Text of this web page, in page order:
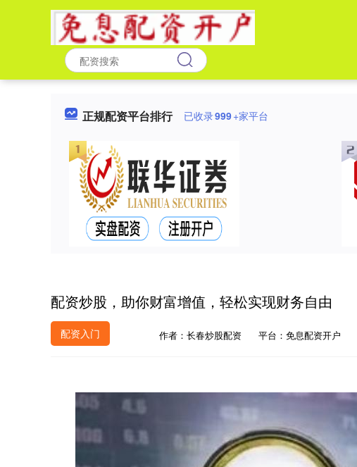
正规配资平台排行 已收录999+家平台
配资炒股，助你财富增值，轻松实现财务自由
配资入门 作者：长春炒股配资 平台：免息配资开户